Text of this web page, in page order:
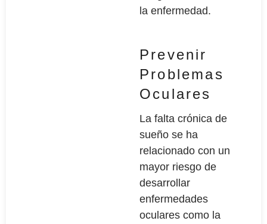
la enfermedad.
Prevenir
Problemas
Oculares
La falta crónica de
sueño se ha
relacionado con un
mayor riesgo de
desarrollar
enfermedades
oculares como la